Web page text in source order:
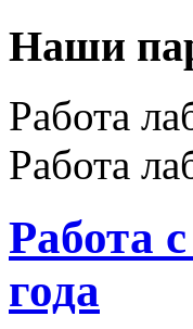
Наши
Работа
Работа
Работа
года